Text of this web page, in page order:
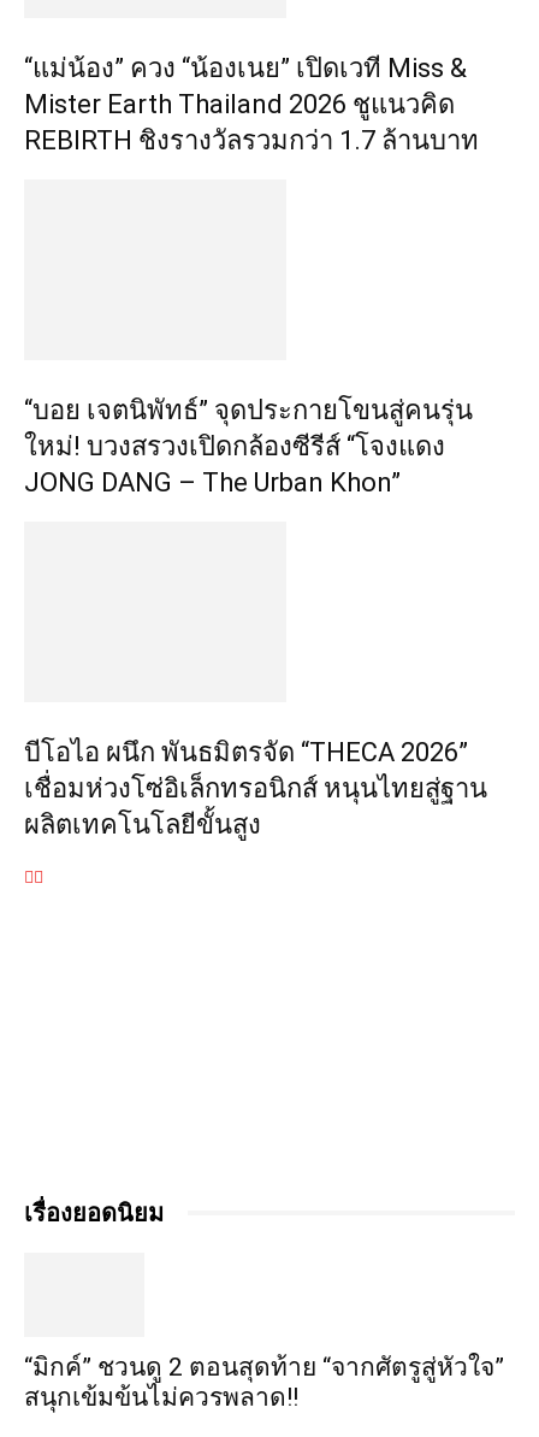
“แม่น้อง” ควง “น้องเนย” เปิดเวที Miss &
Mister Earth Thailand 2026 ชูแนวคิด
REBIRTH ชิงรางวัลรวมกว่า 1.7 ล้านบาท
“บอย เจตนิพัทธ์” จุดประกายโขนสู่คนรุ่น
ใหม่! บวงสรวงเปิดกล้องซีรีส์ “โจงแดง
JONG DANG – The Urban Khon”
บีโอไอ ผนึก พันธมิตรจัด “THECA 2026”
เชื่อมห่วงโซ่อิเล็กทรอนิกส์ หนุนไทยสู่ฐาน
ผลิตเทคโนโลยีขั้นสูง
เรื่องยอดนิยม
“มิกค์” ชวนดู 2 ตอนสุดท้าย “จากศัตรูสู่หัวใจ”
สนุกเข้มข้นไม่ควรพลาด!!